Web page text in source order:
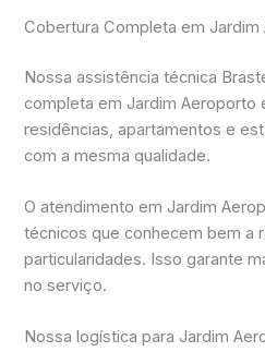
Cobertura Completa em Jardim
Nossa assistência técnica
completa em Jardim Aeroporto
residências, apartamentos e
com a mesma qualidade.
O atendimento em Jardim
técnicos que conhecem bem a
particularidades. Isso garante
no serviço.
Nossa logística para Jardim